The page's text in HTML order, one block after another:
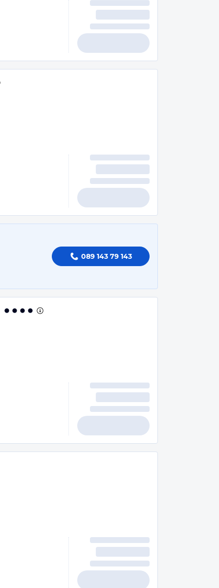
089 143 79 143